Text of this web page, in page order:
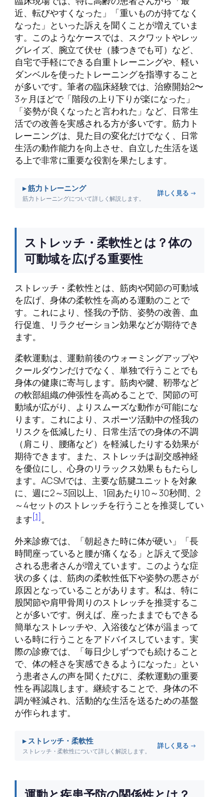
近、転びやすくなった」「重いものが持てなく
なった」といった訴えを聞くことが増えていま
す。このようなケースでは、スクワットやレッ
グレイズ、腕立て伏せ（膝つきでも可）など、
自宅で手軽にできる自重トレーニングや、軽い
ダンベルを使ったトレーニングを指導すること
が多いです。筆者の臨床経験では、治療開始2〜
3ヶ月ほどで「階段の上り下りが楽になった」
「姿勢が良くなったと言われた」など、日常生
活での改善を実感される方が多いです。筋力ト
レーニングは、見た目の変化だけでなく、日常
生活の動作能力を向上させ、自立した生活を送
る上で非常に重要な役割を果たします。
▸ 筋力トレーニング
筋力トレーニングについて詳しく解説します。
詳しく見る →
ストレッチ・柔軟性とは？体の
可動域を広げる重要性
ストレッチ・柔軟性とは、筋肉や関節の可動域
を広げ、身体の柔軟性を高める運動のことで
す。これにより、怪我の予防、姿勢の改善、血
行促進、リラクゼーション効果などが期待でき
ます。
柔軟運動は、運動前後のウォーミングアップや
クールダウンだけでなく、単独で行うことでも
身体の健康に寄与します。筋肉や腱、靭帯など
の軟部組織の伸張性を高めることで、関節の可
動域が広がり、よりスムーズな動作が可能にな
ります。これにより、スポーツ活動中の怪我の
リスクを低減したり、日常生活での身体の不調
（肩こり、腰痛など）を軽減したりする効果が
期待できます。また、ストレッチは副交感神経
を優位にし、心身のリラックス効果ももたらし
ます。ACSMでは、主要な筋腱ユニットを対象
に、週に2～3回以上、1回あたり10～30秒間、2
～4セットのストレッチを行うことを推奨してい
ます[1]。
外来診療では、「朝起きた時に体が硬い」「長
時間座っていると腰が痛くなる」と訴えて受診
される患者さんが増えています。このような症
状の多くは、筋肉の柔軟性低下や姿勢の悪さが
原因となっていることがあります。私は、特に
股関節や肩甲骨周りのストレッチを推奨するこ
とが多いです。例えば、座ったままでもできる
簡単なストレッチや、入浴後など体が温まって
いる時に行うことをアドバイスしています。実
際の診療では、「毎日少しずつでも続けること
で、体の軽さを実感できるようになった」とい
う患者さんの声を聞くたびに、柔軟運動の重要
性を再認識します。継続することで、身体の不
調が軽減され、活動的な生活を送るための基盤
が作られます。
▸ ストレッチ・柔軟性
ストレッチ・柔軟性について詳しく解説します。
詳しく見る →